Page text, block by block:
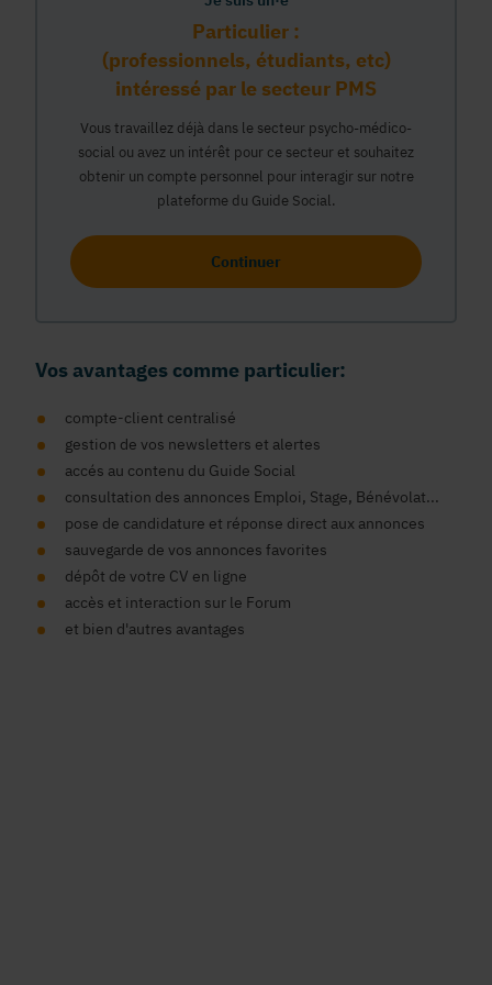
Particulier :
(professionnels, étudiants, etc)
intéressé par le secteur PMS
Vous travaillez déjà dans le secteur psycho-médico-
social ou avez un intérêt pour ce secteur et souhaitez
obtenir un compte personnel pour interagir sur notre
plateforme du Guide Social.
Continuer
Vos avantages comme particulier:
compte-client centralisé
gestion de vos newsletters et alertes
accés au contenu du Guide Social
consultation des annonces Emploi, Stage, Bénévolat...
pose de candidature et réponse direct aux annonces
sauvegarde de vos annonces favorites
dépôt de votre CV en ligne
accès et interaction sur le Forum
et bien d'autres avantages